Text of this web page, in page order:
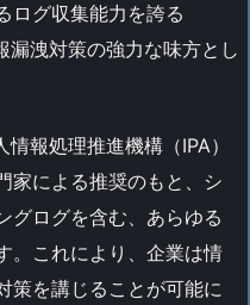
ログ収集能力を誇る
漏洩対策の強力な味方とし
報処理推進機構（IPA）
家による推奨のもと、シ
グログを含む、あらゆる
。これにより、企業は情
策を講じることが可能に